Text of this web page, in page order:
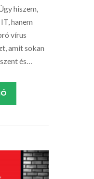
hiszem,
hanem
vírus
amit sokan
és…